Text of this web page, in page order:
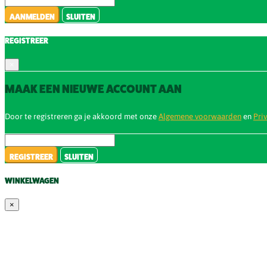
AANMELDEN SLUITEN
REGISTREER
MAAK EEN NIEUWE ACCOUNT AAN
Door te registreren ga je akkoord met onze Algemene voorwaarden en
REGISTREER SLUITEN
WINKELWAGEN
×